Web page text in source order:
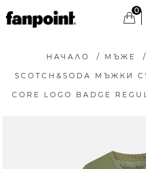
0
НАЧАЛО / МЪЖЕ /
SCOTCH&SODA МЪЖКИ
CORE LOGO BADGE